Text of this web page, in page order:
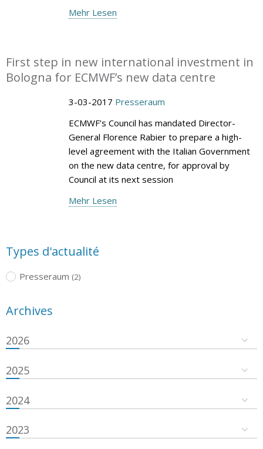
Mehr Lesen
First step in new international investment in
Bologna for ECMWF’s new data centre
3-03-2017 Presseraum
ECMWF’s Council has mandated Director-
General Florence Rabier to prepare a high-
level agreement with the Italian Government
on the new data centre, for approval by
Council at its next session
Mehr Lesen
Types d'actualité
Presseraum (2)
Archives
2026
2025
2024
2023